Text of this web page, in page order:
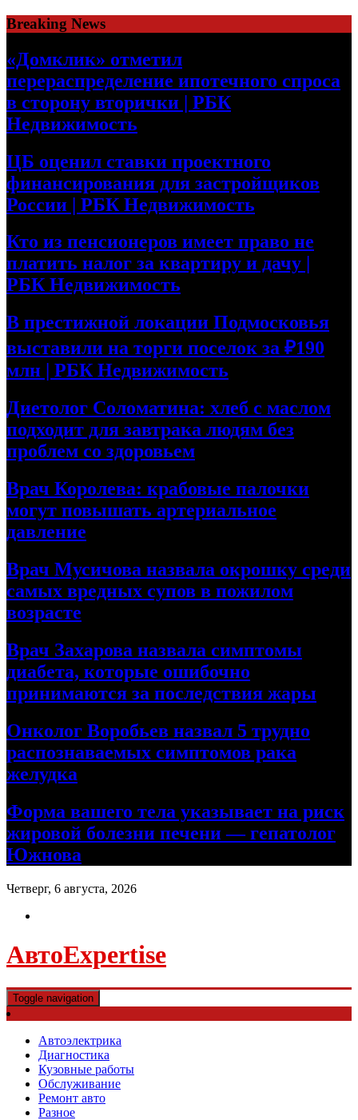
Skip
to
content
Breaking News
«Домклик» отметил
перераспределение ипотечного спроса
в сторону вторички | РБК
Недвижимость
ЦБ оценил ставки проектного
финансирования для застройщиков
России | РБК Недвижимость
Кто из пенсионеров имеет право не
платить налог за квартиру и дачу |
РБК Недвижимость
В престижной локации Подмосковья
выставили на торги поселок за ₽190
млн | РБК Недвижимость
Диетолог Соломатина: хлеб с маслом
подходит для завтрака людям без
проблем со здоровьем
Врач Королева: крабовые палочки
могут повышать артериальное
давление
Врач Мусичова назвала окрошку среди
самых вредных супов в пожилом
возрасте
Врач Захарова назвала симптомы
диабета, которые ошибочно
принимаются за последствия жары
Онколог Воробьев назвал 5 трудно
распознаваемых симптомов рака
желудка
Форма вашего тела указывает на риск
жировой болезни печени — гепатолог
Южнова
Четверг, 6 августа, 2026
АвтоExpertise
Toggle navigation
Автоэлектрика
Диагностика
Кузовные работы
Обслуживание
Ремонт авто
Разное